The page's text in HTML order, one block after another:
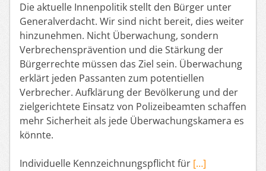
Die aktuelle Innenpolitik stellt den Bürger unter
Generalverdacht. Wir sind nicht bereit, dies weiter
hinzunehmen. Nicht Überwachung, sondern
Verbrechensprävention und die Stärkung der
Bürgerrechte müssen das Ziel sein. Überwachung
erklärt jeden Passanten zum potentiellen
Verbrecher. Aufklärung der Bevölkerung und der
zielgerichtete Einsatz von Polizeibeamten schaffen
mehr Sicherheit als jede Überwachungskamera es
könnte.
Individuelle Kennzeichnungspflicht für […]